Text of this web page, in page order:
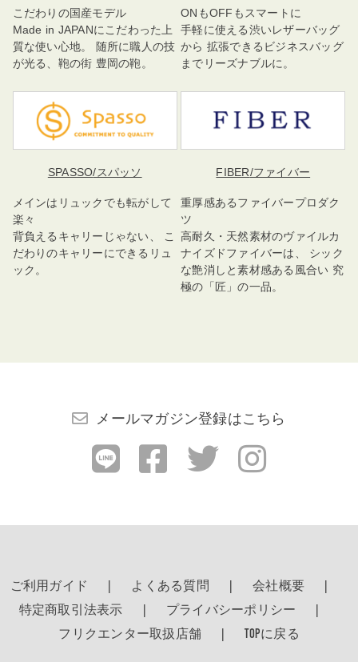
こだわりの国産モデル
Made in JAPANにこだわった上
質な使い心地。 随所に職人の技
が光る、鞄の街 豊岡の鞄。
ONもOFFもスマートに
手軽に使える渋いレザーバッグ
から 拡張できるビジネスバッグ
までリーズナブルに。
SPASSO/スパッソ
メインはリュックでも転がして
楽々
背負えるキャリーじゃない、 こ
だわりのキャリーにできるリュ
ック。
FIBER/ファイバー
重厚感あるファイバープロダク
ツ
高耐久・天然素材のヴァイルカ
ナイズドファイバーは、 シック
な艶消しと素材感ある風合い 究
極の「匠」の一品。
メールマガジン登録はこちら
ご利用ガイド よくある質問
会社概要
特定商取引法表示
プライバシーポリシー
フリクエンター取扱店舗
TOPに戻る